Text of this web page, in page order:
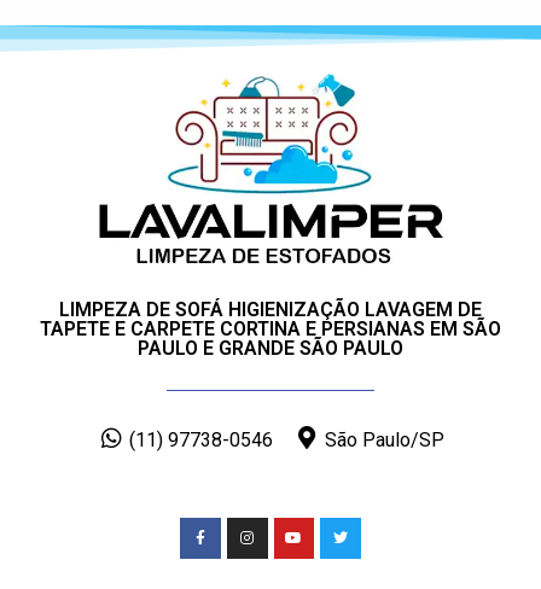
LIMPEZA DE SOFÁ HIGIENIZAÇÃO LAVAGEM DE
TAPETE E CARPETE CORTINA E PERSIANAS EM SÃO
PAULO E GRANDE SÃO PAULO
(11) 97738-0546 São Paulo/SP